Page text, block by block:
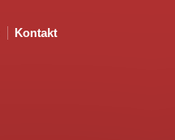
Kontakt